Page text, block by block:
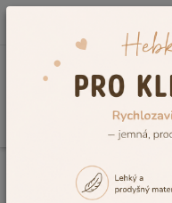
Kojenecké a dětské oblečení
župan Dětský svět žlutý Lamový